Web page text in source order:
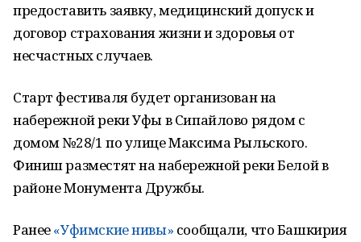
предоставить заявку, медицинский допуск и
договор страхования жизни и здоровья от
несчастных случаев.
Старт фестиваля будет организован на
набережной реки Уфы в Сипайлово рядом с
домом №28/1 по улице Максима Рыльского.
Финиш разместят на набережной реки Белой в
районе Монумента Дружбы.
Ранее«Уфимские нивы» сообщали, что Башкирия